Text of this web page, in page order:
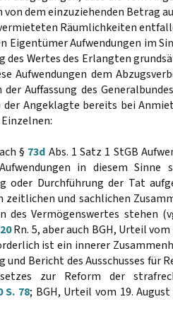
dem einzuziehenden Betrag
Räumlichkeiten
Eigentümer Aufwendungen im
des Wertes des Erlangten
Aufwendungen dem
Auffassung des
Angeklagte bereits bei
§ 73d Abs. 1 Satz 1 StGB
in diesem Sinne
oder Durchführung der Tat
zeitlichen und sachlichen
Vermögenswertes stehen
Rn. 5, aber auch BGH, Urteil vom
ist ein innerer
Bericht des Ausschusses für
zur Reform der
S. 78; BGH, Urteil vom 19. August